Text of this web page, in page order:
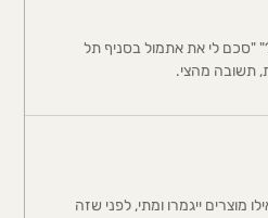
מקוונת?" "סכם לי את אתמול בסניף תל
תשובה מהצי.
ייגמרו ומתי, לפני שזה